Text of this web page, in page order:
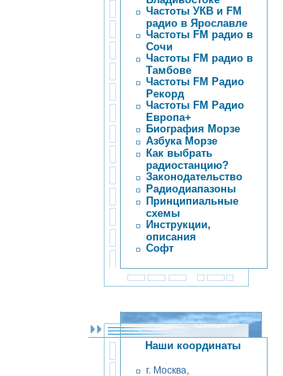
Частоты УКВ и FM
радио в Ярославле
Частоты FM радио в
Сочи
Частоты FM радио в
Тамбове
Частоты FM Радио
Рекорд
Частоты FM Радио
Европа+
Биография Морзе
Азбука Морзе
Как выбрать
радиостанцию?
Законодательство
Радиодиапазоны
Принципиальные
схемы
Инструкции,
описания
Софт
Наши координаты
г. Москва,